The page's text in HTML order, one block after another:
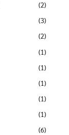
(2)
(3)
(2)
(1)
(1)
(1)
(1)
(1)
(6)